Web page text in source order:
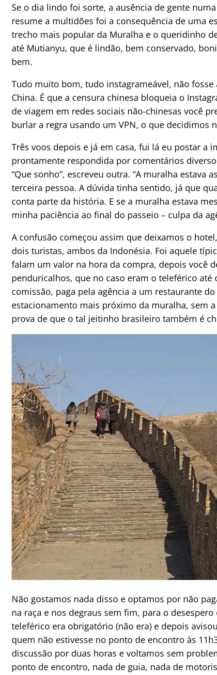
Se o dia lindo foi sorte, a ausência de gente
resume a multidões foi a consequência de uma
trecho mais popular da Muralha e o queridinho
até Mutianyu, que é lindão, bem conservado,
bem.
Tudo muito bom, tudo instagrameável, não
China. É que a censura chinesa bloqueia o
de viagem em redes sociais não-chinesas você
burlar a regra usando um VPN, o que decidimos
Três voos depois e já em casa, fui lá eu postar a
prontamente respondida por comentários
“Que sonho”, escreveu outra. “A muralha estava
terceira pessoa. A dúvida tinha sentido, já que
conta parte da história. E se a muralha estava
minha paciência ao final do passeio – culpa da
A confusão começou assim que deixamos o
dois turistas, ambos da Indonésia. Foi aquele
falam um valor na hora da compra, depois você
penduricalhos, que no caso eram o teleférico
comissão, paga pela agência a um restaurante
estacionamento mais próximo da muralha, sem
prova de que o tal jeitinho brasileiro também é
Não gostamos nada disso e optamos por não
na raça e nos degraus sem fim, para o
teleférico era obrigatório (não era) e depois
quem não estivesse no ponto de encontro às
discussão por duas horas e voltamos sem
ponto de encontro, nada de guia, nada de